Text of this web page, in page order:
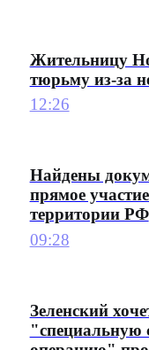
Жительницу
тюрьму из-за
12:26
Найдены
прямое
территории РФ
09:28
Зеленский
"специальную